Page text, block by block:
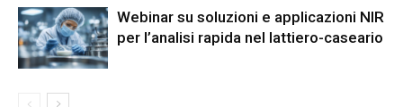
Webinar su soluzioni e applicazioni NIR
per l’analisi rapida nel lattiero-caseario